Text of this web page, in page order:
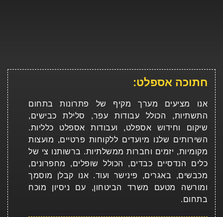
חתוכה אספלט:
אנו מציעים מערך מקיף של פתרונות בתחום
התשתיות, הכולל עבודות עפר, סלילת כבישים,
שיקום וחידוש אספלט, ועבודות אספלט כלליות.
השירותים שלנו מיועדים ללקוחות פרטיים, מועצות
מקומיות, יזמים וחברות ממשלתיות. ברשותנו צי של
כלים הנדסיים כבדים, הכולל שופלים, מחפרונים,
מכבשים, באגרים, פינישר ועוד. אנו קבלן מוסמך
ומורשה מטעם משרד הביטחון, עם ניסיון מוכח
בתחום.